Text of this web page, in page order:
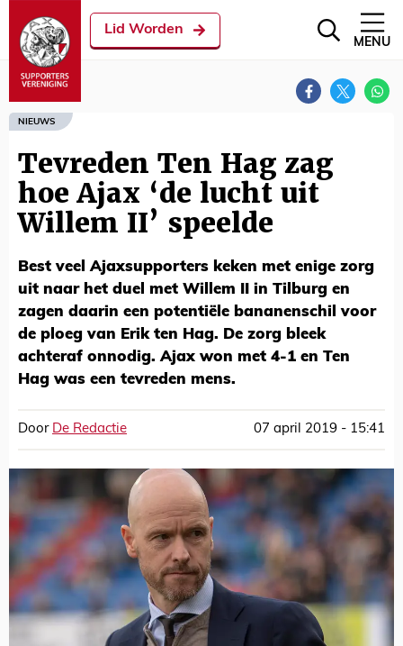
Lid Worden
MENU
NIEUWS
Tevreden Ten Hag zag
hoe Ajax ‘de lucht uit
Willem II’ speelde
Best veel Ajaxsupporters keken met enige zorg
uit naar het duel met Willem II in Tilburg en
zagen daarin een potentiële bananenschil voor
de ploeg van Erik ten Hag. De zorg bleek
achteraf onnodig. Ajax won met 4-1 en Ten
Hag was een tevreden mens.
Door De Redactie 07 april 2019 - 15:41